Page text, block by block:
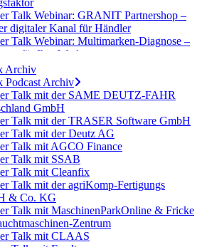
Talk Webinar: GRANIT Partnershop –
digitaler Kanal für Händler
Talk Webinar: Multimarken-Diagnose –
für Ihre Werkstatt
Talk Webinar: Digitale Lösung für die
Reparatur
Talk Webinar: Warum Lenksysteme –
verdiene ich Geld damit?
Talk Webinar: Autonomie, Robotik und
– Wo steht die Landwirtschaft
: Informationsverhalten im
Archiv
Podcast Archiv
Talk mit der SAME DEUTZ-FAHR
GmbH
Talk mit der TRASER Software GmbH
Talk mit der Deutz AG
Talk mit AGCO Finance
Talk mit SSAB
Talk mit Cleanfix
Talk mit der agriKomp-Fertigungs
& Co. KG
Talk mit MaschinenParkOnline & Fricke
Zentrum
Talk mit CLAAS